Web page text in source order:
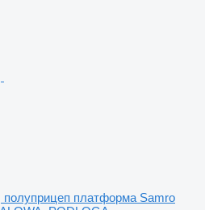
полуприцеп платформа Samro